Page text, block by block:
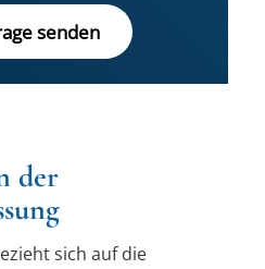
senden
der
sich auf die